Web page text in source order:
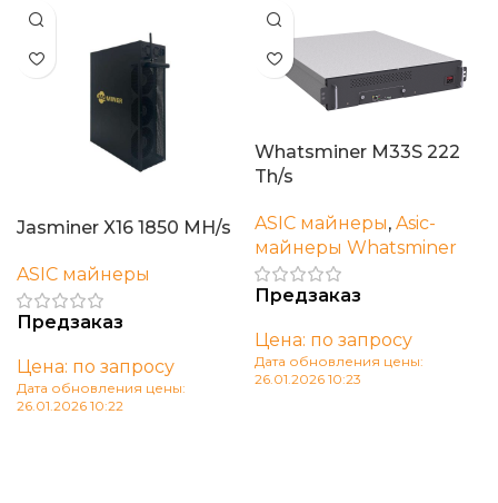
Jasminer X16 1850 MH/s
ASIC майнеры
Предзаказ
Цена: по запросу
Дата обновления цены:
26.01.2026 10:22
Whatsminer M33S 222
Th/s
ASIC майнеры, Asic-
майнеры Whatsminer
Предзаказ
Цена: по запросу
Дата обновления цены:
26.01.2026 10:23